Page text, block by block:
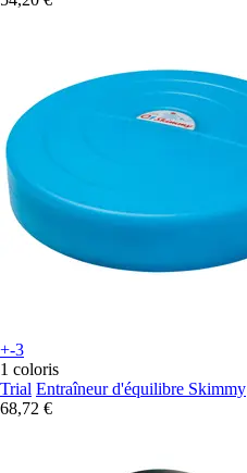
+-3
1 coloris
Trial Entraîneur d'équilibre Skimmy
68,72 €